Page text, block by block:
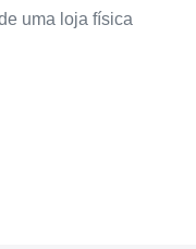
uma loja física